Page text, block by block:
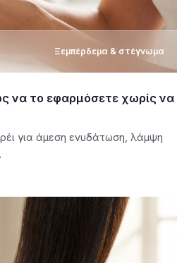
Ξεμπέρδεμα & στέγνωμα
να το εφαρμόσετε χωρίς να
για άμεση ενυδάτωση, λάμψη